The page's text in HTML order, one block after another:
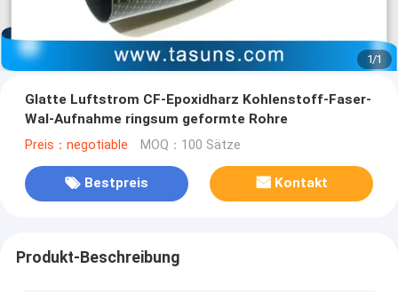
1/1
Glatte Luftstrom CF-Epoxidharz Kohlenstoff-Faser-
Wal-Aufnahme ringsum geformte Rohre
Preis：negotiable MOQ：100 Sätze
Bestpreis Kontakt
Produkt-Beschreibung